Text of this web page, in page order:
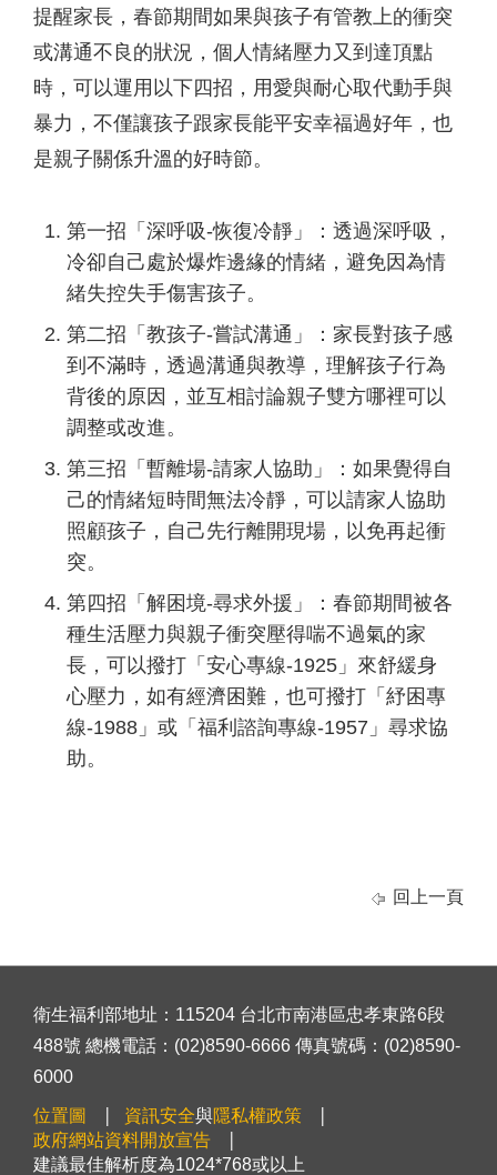
提醒家長，春節期間如果與孩子有管教上的衝突
或溝通不良的狀況，個人情緒壓力又到達頂點
時，可以運用以下四招，用愛與耐心取代動手與
暴力，不僅讓孩子跟家長能平安幸福過好年，也
是親子關係升溫的好時節。
第一招「深呼吸-恢復冷靜」：透過深呼吸，
冷卻自己處於爆炸邊緣的情緒，避免因為情
緒失控失手傷害孩子。
第二招「教孩子-嘗試溝通」：家長對孩子感
到不滿時，透過溝通與教導，理解孩子行為
背後的原因，並互相討論親子雙方哪裡可以
調整或改進。
第三招「暫離場-請家人協助」：如果覺得自
己的情緒短時間無法冷靜，可以請家人協助
照顧孩子，自己先行離開現場，以免再起衝
突。
第四招「解困境-尋求外援」：春節期間被各
種生活壓力與親子衝突壓得喘不過氣的家
長，可以撥打「安心專線-1925」來舒緩身
心壓力，如有經濟困難，也可撥打「紓困專
線-1988」或「福利諮詢專線-1957」尋求協
助。
回上一頁
衛生福利部地址：115204 台北市南港區忠孝東路6段
488號 總機電話：(02)8590-6666 傳真號碼：(02)8590-
6000
位置圖 資訊安全與隱私權政策
政府網站資料開放宣告
建議最佳解析度為1024*768或以上